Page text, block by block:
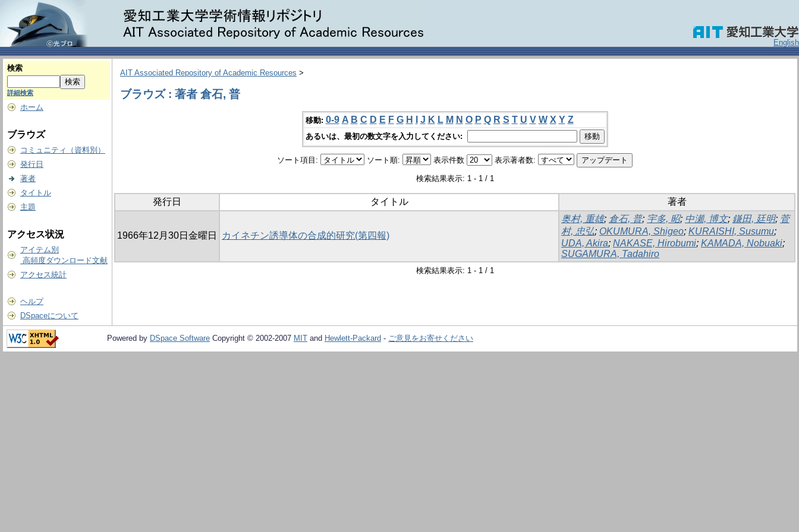
English
検索
詳細検索
ホーム
ブラウズ
コミュニティ（資料別）
発行日
著者
タイトル
主題
アクセス状況
アイテム別
高頻度ダウンロード文献
アクセス統計
ヘルプ
DSpaceについて
AIT Associated Repository of Academic Resources >
ブラウズ : 著者 倉石, 普
移動: 0-9 A B C D E F G H J K L M N O P Q R S T U V W X Y Z
あるいは、最初の数文字を入力してください:
ソート項目: ソート順: 表示件数 表示著者数:
検索結果表示: 1 - 1 / 1
発行日 タイトル 著者
1966年12月30日金曜日 カイネチン誘導体の合成的研究(第四報)
奥村, 重雄; 倉石, 普; 宇多, 昭; 中瀬, 博文; 鎌田, 廷明; 菅
村, 忠弘; OKUMURA, Shigeo; KURAISHI, Susumu;
UDA, Akira; NAKASE, Hirobumi; KAMADA, Nobuaki;
SUGAMURA, Tadahiro
検索結果表示: 1 - 1 / 1
Powered by DSpace Software Copyright © 2002-2007 MIT and Hewlett-Packard - ご意見をお寄せください